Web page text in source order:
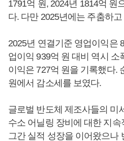
1791억 원, 2024년 1814억 원
다. 다만 2025년에는 주춤하고
2025년 연결기준 영업이익은
업이익 939억 원 대비 역시 소
이익은 727억 원을 기록했다.
원에서 감소세를 보였다.
글로벌 반도체 제조사들의 미
수소 어닐링 장비에 대한 지
그간 실적 성장을 이어왔으나